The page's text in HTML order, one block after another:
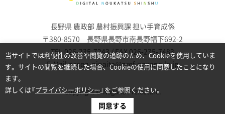
長野県 農政部 農村振興課 担い手育成係
〒380-8570 長野県長野市南長野幅下692-2
TEL 026-235-7243 / FAX 026-235-7483
E-Mail noson-ninaite@pref.nagano.lg.jp
Copyright © Nagano Prefecture.
当サイトでは利便性の改善や閲覧の追跡のため、Cookieを使用していま
す。サイトの閲覧を継続した場合、Cookieの使用に同意したことになり
ます。
詳しくは『プライバシーポリシー』をご参照ください。
同意する